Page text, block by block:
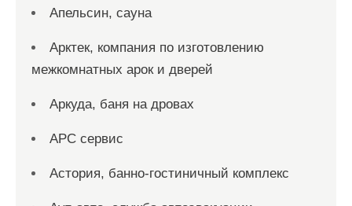
Апельсин, сауна
Арктек, компания по изготовлению
межкомнатных арок и дверей
Аркуда, баня на дровах
АРС сервис
Астория, банно-гостиничный комплекс